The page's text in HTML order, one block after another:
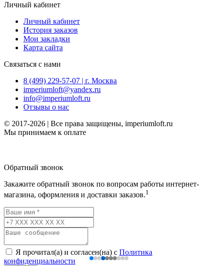
Личный кабинет
Личный кабинет
История заказов
Мои закладки
Карта сайта
Связаться с нами
8 (499) 229-57-07 | г. Москва
imperiumloft@yandex.ru
info@imperiumloft.ru
Отзывы о нас
© 2017-2026 | Все права защищены, imperiumloft.ru
Мы принимаем к оплате
Обратный звонок
Закажите обратный звонок по вопросам работы интернет-
магазина, оформления и доставки заказов.1
Я прочитал(а) и согласен(на) с Политика
конфиденциальности